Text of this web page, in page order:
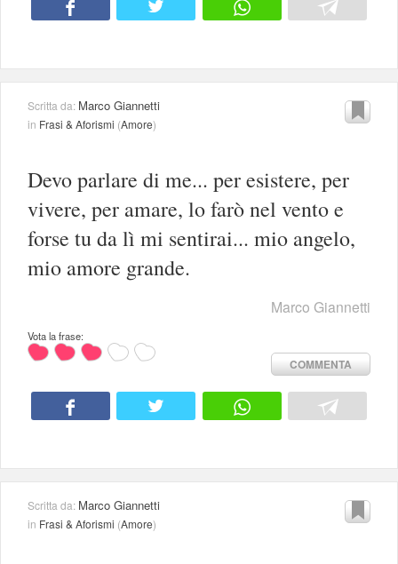
Scritta da: Marco Giannetti
in Frasi & Aforismi (Amore)
Devo parlare di me... per esistere, per
vivere, per amare, lo farò nel vento e
forse tu da lì mi sentirai... mio angelo,
mio amore grande.
Marco Giannetti
Vota la frase:
COMMENTA
Scritta da: Marco Giannetti
in Frasi & Aforismi (Amore)